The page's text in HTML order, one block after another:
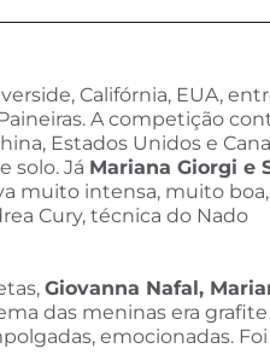
Califórnia, EUA,
A competição
Estados Unidos e
solo. Já Mariana Giorgi e
muito intensa, muito
Cury, técnica do Nado
Giovanna Nafal,
das meninas era grafite
emocionadas.